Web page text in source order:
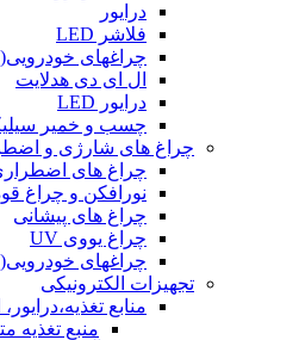
درایور
فلاشر LED
چراغهای خودرویی(۱۲ ولت DC)
ال ای دی هدلایت
درایور LED
چسب و خمیر
چراغ های شارژی و
چراغ های
نورافکن و چراغ
چراغ های پیشانی
چراغ یووی UV
چراغهای خودرویی(۱۲ ولت DC)
تجهیزات الکترونیکی
منابع
منبع تغذیه